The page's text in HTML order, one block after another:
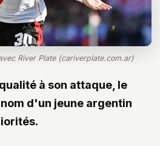
River Plate (cariverplate.com.ar)
à son attaque, le
d'un jeune argentin